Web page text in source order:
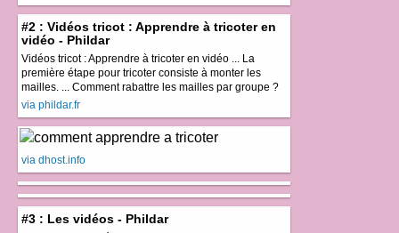
#2 : Vidéos tricot : Apprendre à tricoter en
vidéo - Phildar
Vidéos tricot : Apprendre à tricoter en vidéo ... La
première étape pour tricoter consiste à monter les
mailles. ... Comment rabattre les mailles par groupe ?
via phildar.fr
via dhost.info
#3 : Les vidéos - Phildar